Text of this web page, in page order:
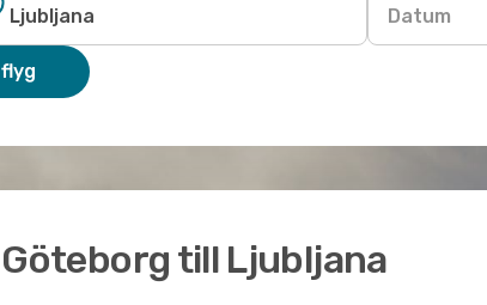
Datum
till Ljubljana